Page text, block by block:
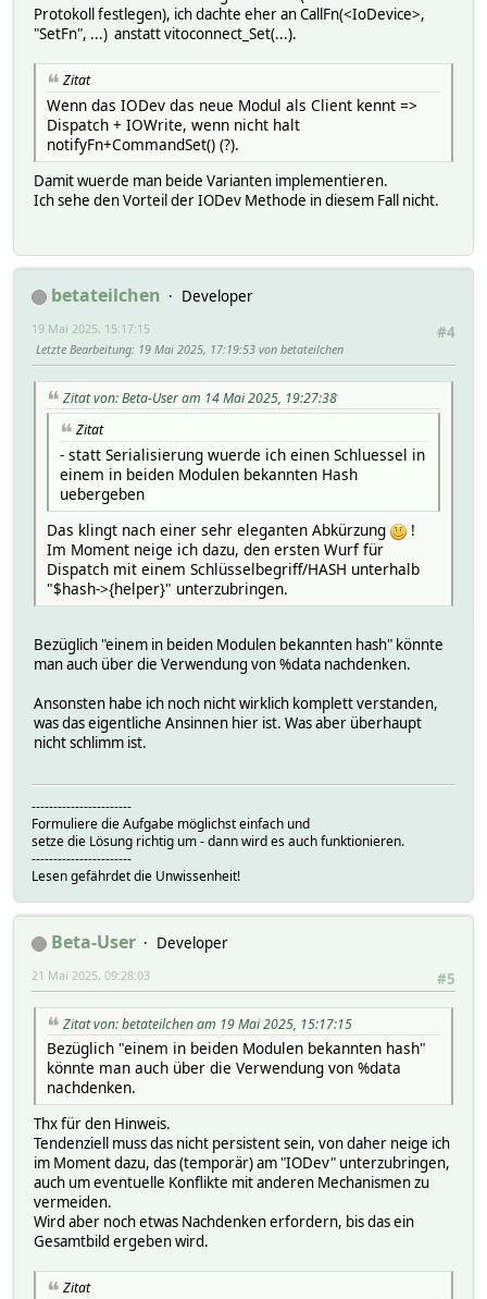
Protokoll festlegen), ich dachte eher an CallFn(<IoDevice>,
"SetFn", ...) anstatt vitoconnect_Set(...).
Zitat
Wenn das IODev das neue Modul als Client kennt =>
Dispatch + IOWrite, wenn nicht halt
notifyFn+CommandSet() (?).
Damit wuerde man beide Varianten implementieren.
Ich sehe den Vorteil der IODev Methode in diesem Fall nicht.
betateilchen
Developer
#4
19 Mai 2025, 15:17:15
Letzte Bearbeitung: 19 Mai 2025, 17:19:53 von betateilchen
Zitat von: Beta-User am 14 Mai 2025, 19:27:38
Zitat
- statt Serialisierung wuerde ich einen Schluessel in
einem in beiden Modulen bekannten Hash
uebergeben
Das klingt nach einer sehr eleganten Abkürzung
!
Im Moment neige ich dazu, den ersten Wurf für
Dispatch mit einem Schlüsselbegriff/HASH unterhalb
"$hash->{helper}" unterzubringen.
Bezüglich "einem in beiden Modulen bekannten hash" könnte
man auch über die Verwendung von %data nachdenken.
Ansonsten habe ich noch nicht wirklich komplett verstanden,
was das eigentliche Ansinnen hier ist. Was aber überhaupt
nicht schlimm ist.
-----------------------
Formuliere die Aufgabe möglichst einfach und
setze die Lösung richtig um - dann wird es auch funktionieren.
-----------------------
Lesen gefährdet die Unwissenheit!
Beta-User
Developer
#5
21 Mai 2025, 09:28:03
Zitat von: betateilchen am 19 Mai 2025, 15:17:15
Bezüglich "einem in beiden Modulen bekannten hash"
könnte man auch über die Verwendung von %data
nachdenken.
Thx für den Hinweis.
Tendenziell muss das nicht persistent sein, von daher neige ich
im Moment dazu, das (temporär) am "IODev" unterzubringen,
auch um eventuelle Konflikte mit anderen Mechanismen zu
vermeiden.
Wird aber noch etwas Nachdenken erfordern, bis das ein
Gesamtbild ergeben wird.
Zitat